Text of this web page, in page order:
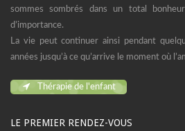
sommes sombrés dans un total
d’importance.
La vie peut continuer ainsi pendant
années jusqu’à ce qu’arrive le moment où
Thérapie de l'enfant
LE PREMIER RENDEZ-VOUS